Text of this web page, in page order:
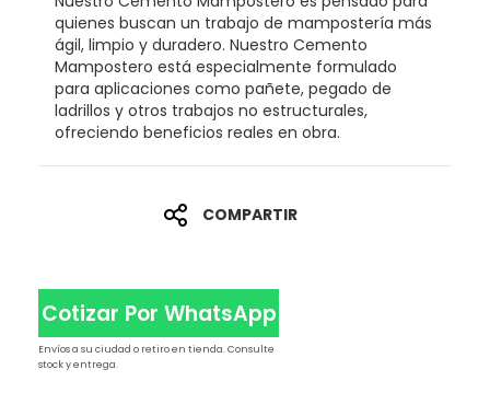
quienes buscan un trabajo de mampostería más
ágil, limpio y duradero. Nuestro Cemento
Mampostero está especialmente formulado
para aplicaciones como pañete, pegado de
ladrillos y otros trabajos no estructurales,
ofreciendo beneficios reales en obra.
COMPARTIR
Cotizar Por WhatsApp
Envíos a su ciudad o retiro en tienda. Consulte
stock y entrega.